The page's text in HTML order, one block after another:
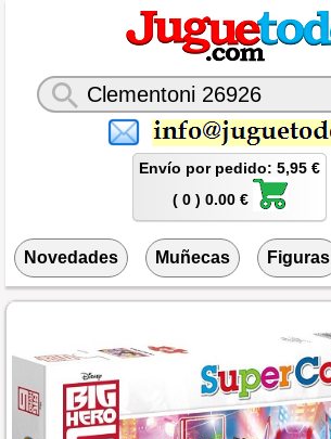
Envío por pedido: 5,95 €
( 0 ) 0.00 €
Novedades Muñecas Figuras